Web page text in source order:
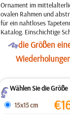
Ornament im
ovalen Rahmen und
für ein nahtloses
Katalog. Einschichtige
Odie Größen
ZWählen Sie die Größe
15x15 cm
€